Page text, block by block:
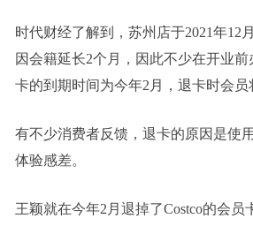
时代财经了解到，苏州店于2021年12
因会籍延长2个月，因此不少在开业
卡的到期时间为今年2月，退卡时会员
有不少消费者反馈，退卡的原因是使
体验感差。
王颖就在今年2月退掉了Costco的会员